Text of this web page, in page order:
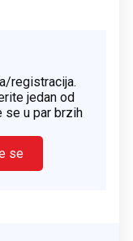
registracija.
jedan od
se u par brzih
se